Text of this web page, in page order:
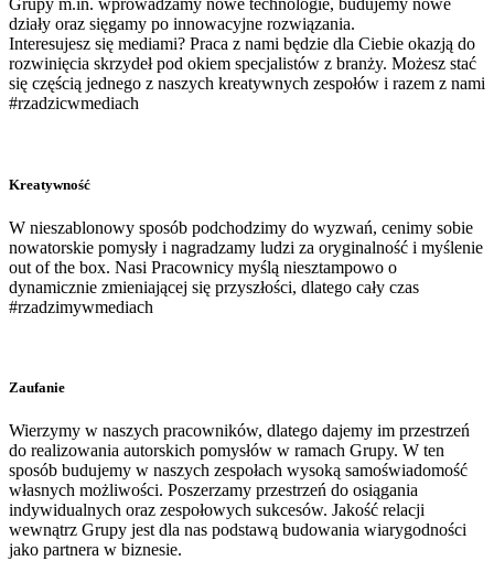
Grupy m.in. wprowadzamy nowe technologie, budujemy nowe
działy oraz sięgamy po innowacyjne rozwiązania.
Interesujesz się mediami? Praca z nami będzie dla Ciebie okazją do
rozwinięcia skrzydeł pod okiem specjalistów z branży. Możesz stać
się częścią jednego z naszych kreatywnych zespołów i razem z nami
#rzadzicwmediach
Kreatywność
W nieszablonowy sposób podchodzimy do wyzwań, cenimy sobie
nowatorskie pomysły i nagradzamy ludzi za oryginalność i myślenie
out of the box. Nasi Pracownicy myślą niesztampowo o
dynamicznie zmieniającej się przyszłości, dlatego cały czas
#rzadzimywmediach
Zaufanie
Wierzymy w naszych pracowników, dlatego dajemy im przestrzeń
do realizowania autorskich pomysłów w ramach Grupy. W ten
sposób budujemy w naszych zespołach wysoką samoświadomość
własnych możliwości. Poszerzamy przestrzeń do osiągania
indywidualnych oraz zespołowych sukcesów. Jakość relacji
wewnątrz Grupy jest dla nas podstawą budowania wiarygodności
jako partnera w biznesie.